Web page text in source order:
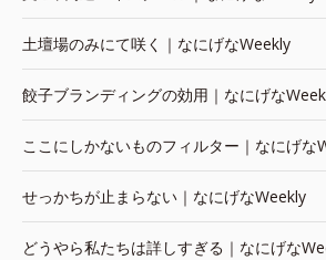
土壇場のみにて咲く｜なにげなWeekly
餃子ブランディングの効用｜なにげな
ここにしかないものフィルター｜なにげな
せっかちが止まらない｜なにげなWeekly
どうやら私たちは詳しすぎる｜なにげな